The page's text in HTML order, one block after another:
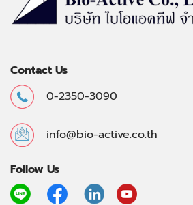
Contact Us
0-2350-3090
info@bio-active.co.th
Follow Us